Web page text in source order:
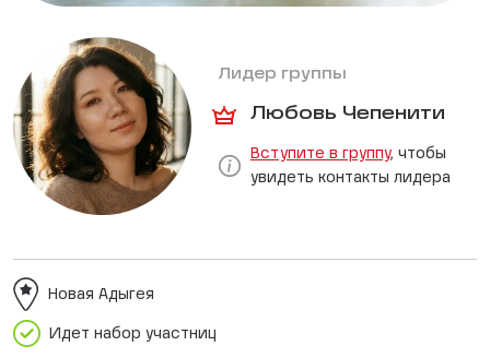
Лидер группы
Любовь Чепенити
Вступите в группу, чтобы
увидеть контакты лидера
Идет набор участниц
Новая Адыгея